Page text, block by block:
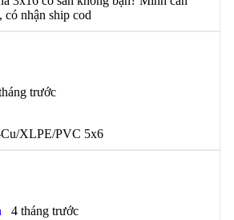
có nhận ship cod
trước
XLPE/PVC 5x6
4 tháng trước